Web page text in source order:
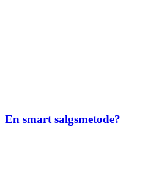
En smart salgsmetode?